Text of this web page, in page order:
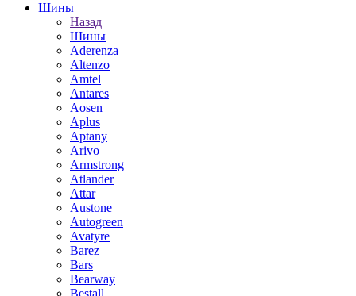
Шины
Назад
Шины
Aderenza
Altenzo
Amtel
Antares
Aosen
Aplus
Aptany
Arivo
Armstrong
Atlander
Attar
Austone
Autogreen
Avatyre
Barez
Bars
Bearway
Bestall